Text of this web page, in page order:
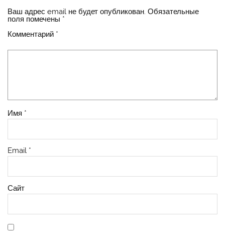
Ваш адрес email не будет опубликован. Обязательные
поля помечены *
Комментарий *
Имя *
Email *
Сайт